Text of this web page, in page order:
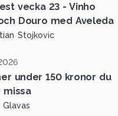
vecka 23 - Vinho
Douro med Aveleda
Stojkovic
under 150 kronor du
missa